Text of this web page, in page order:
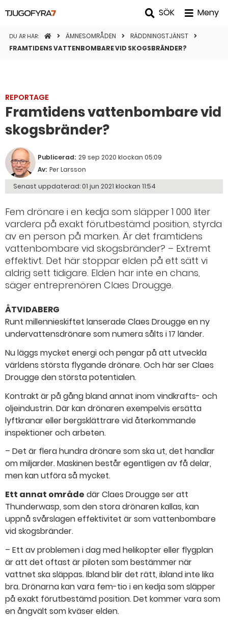
SÖK Meny
DU ÄR HÄR: STARTSIDANÄMNESOMRÅDEN
RÄDDNINGSTJÄNST
FRAMTIDENS VATTENBOMBARE VID SKOGSBRÄNDER?
REPORTAGE
Framtidens vattenbombare vid
skogsbränder?
Publicerad: 29 sep 2020 klockan 05:09
Av: Per Larsson
Senast uppdaterad: 01 jun 2021 klockan 11:54
Fem drönare i en kedja som släpper 1 000 liter
vardera på exakt förutbestämd position, styrda
av en person på marken. Är det framtidens
vattenbombare vid skogsbränder? – Extremt
effektivt. Det här stoppar elden på ett sätt vi
aldrig sett tidigare. Elden har inte en chans,
säger entreprenören Claes Drougge.
ÅTVIDABERG
Runt millennieskiftet lanserade Claes Drougge en ny
undervattensdrönare som numera sålts i 17 länder.
Nu läggs mycket energi och pengar på att utveckla
världens största flygande drönare. Och här ser Claes
Drougge den största potentialen.
Kontrakt är på gång bland annat inom vindkrafts- och
oljeindustrin. Där kan drönaren exempelvis ersätta
lyftkranar eller bergsklättrare vid återkommande
inspektioner och arbeten.
– Det är flera hundra drönare som ska ut, det handlar
om miljarder. Maskinen består egentligen av få delar,
men kan utföra så mycket.
Ett annat område där Claes Drougge ser att
Thunderwasp, som den stora drönaren kallas, kan
uppnå svårslagen effektivitet är som vattenbombare
vid skogsbränder.
– Ett av problemen i dag med helikopter eller flygplan
är att det oftast är piloten som bestämmer när
vattnet ska släppas. Ibland blir det rätt, ibland inte lika
bra. Drönarna kan vara fem-tio i en kedja som släpper
på exakt förutbestämd position. Det kommer vara som
en ångvält som kväser elden.